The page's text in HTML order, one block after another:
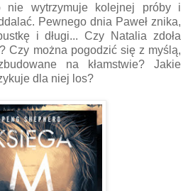
nie wytrzymuje kolejnej próby i
Pewnego dnia Paweł znika,
i długi... Czy Natalia zdoła
Czy można pogodzić się z myślą,
na kłamstwie? Jakie
dla niej los?